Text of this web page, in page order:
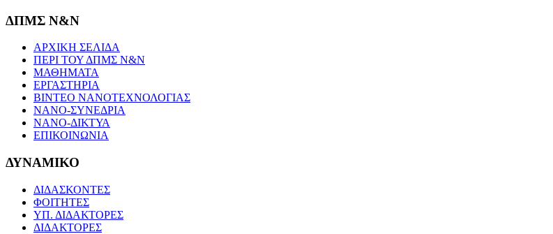
ΔΠΜΣ Ν&Ν
ΑΡΧΙΚΗ ΣΕΛΙΔΑ
ΠΕΡΙ ΤΟΥ ΔΠΜΣ Ν&Ν
ΜΑΘΗΜΑΤΑ
ΕΡΓΑΣΤΗΡΙΑ
ΒΙΝΤΕΟ ΝΑΝΟΤΕΧΝΟΛΟΓΙΑΣ
ΝΑΝΟ-ΣΥΝΕΔΡΙΑ
ΝΑΝΟ-ΔΙΚΤΥΑ
ΕΠΙΚΟΙΝΩΝΙΑ
ΔΥΝΑΜΙΚΟ
ΔΙΔΑΣΚΟΝΤΕΣ
ΦΟΙΤΗΤΕΣ
ΥΠ. ΔΙΔΑΚΤΟΡΕΣ
ΔΙΔΑΚΤΟΡΕΣ